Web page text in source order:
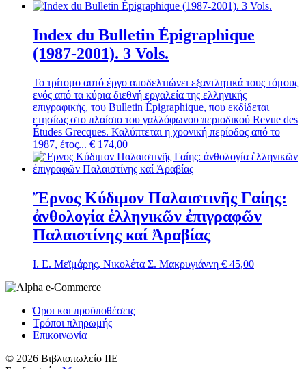
Index du Bulletin Épigraphique
(1987-2001). 3 Vols.
Το τρίτομο αυτό έργο αποδελτιώνει εξαντλητικά τους τόμους
ενός από τα κύρια διεθνή εργαλεία της ελληνικής
επιγραφικής, του Bulletin Épigraphique, που εκδίδεται
ετησίως στο πλαίσιο του γαλλόφωνου περιοδικού Revue des
Études Grecques. Καλύπτεται η χρονική περίοδος από το
1987, έτος... € 174,00
Ἔρνος Κύδιμον Παλαιστινῆς Γαίης:
ἀνθολογία ἑλληνικῶν ἐπιγραφῶν
Παλαιστίνης καί Ἀραβίας
Ι. Ε. Μεϊμάρης, Νικολέτα Σ. Μακρυγιάννη € 45,00
Όροι και προϋποθέσεις
Τρόποι πληρωμής
Επικοινωνία
© 2026 Βιβλιοπωλείο ΙΙΕ